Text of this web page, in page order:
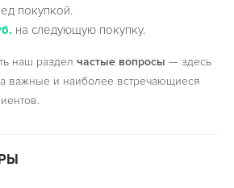
покупкой.
на следующую покупку.
наш раздел частые вопросы — здесь
важные и наиболее встречающиеся